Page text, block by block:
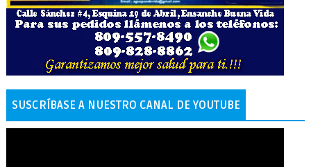
SUSCRÍBASE A NUESTRO CANAL DE YOUTUBE